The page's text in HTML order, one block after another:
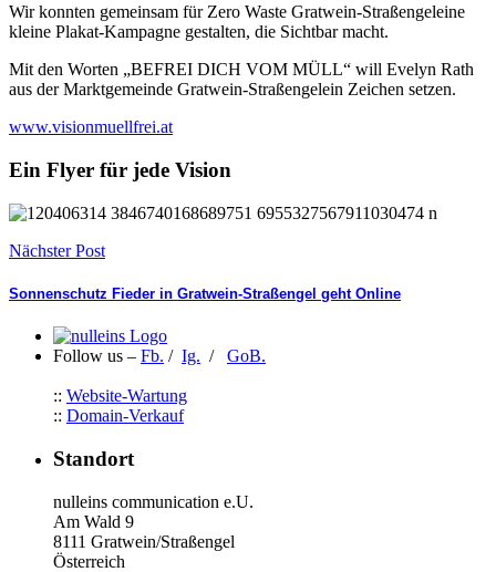
Wir konnten gemeinsam für Zero Waste Gratwein-Straßengeleine
kleine Plakat-Kampagne gestalten, die Sichtbar macht.
Mit den Worten „BEFREI DICH VOM MÜLL“ will Evelyn Rath
aus der Marktgemeinde Gratwein-Straßengelein Zeichen setzen.
www.visionmuellfrei.at
Ein Flyer für jede Vision
Nächster Post
Sonnenschutz Fieder in Gratwein-Straßengel geht Online
Follow us – Fb. / Ig. / GoB.
:: Website-Wartung
:: Domain-Verkauf
Standort
nulleins communication e.U.
Am Wald 9
8111 Gratwein/Straßengel
Österreich